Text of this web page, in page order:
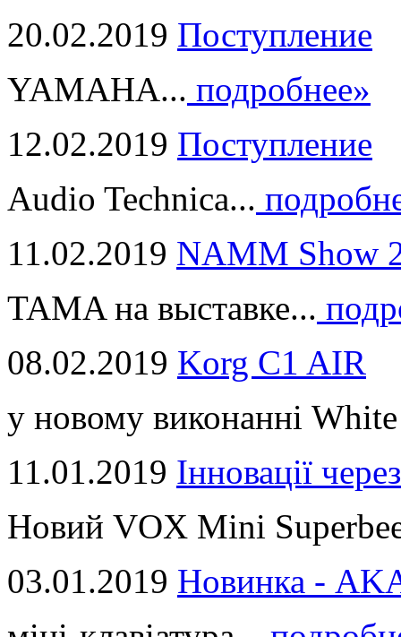
20.02.2019 Поступление
YAMAHA... подробнее»
12.02.2019 Поступление
Audio Technica...
11.02.2019 NAMM Show
TAMA на выставке...
08.02.2019 Korg C1 AIR
у новому виконанні
11.01.2019 Інновації
Новий VOX Mini
03.01.2019 Новинка -